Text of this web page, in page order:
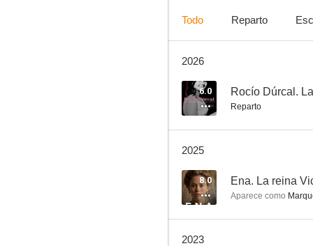
¿Quién mató a Bambi?
8.3
Todo Reparto
2026
6.0
Reparto
2025
8.0 Ena. La reina
Aparece como
2023